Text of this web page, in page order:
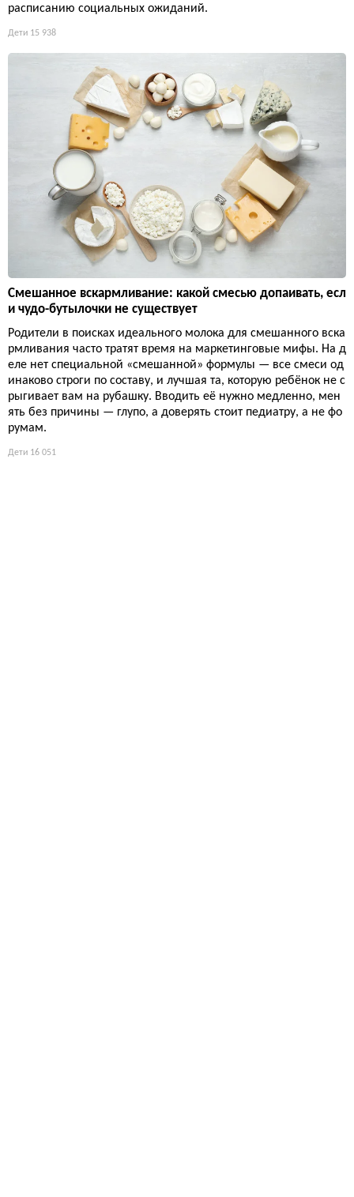
расписанию социальных ожиданий.
Дети 15 938
Смешанное вскармливание: какой смесью допаивать, есл
и чудо-бутылочки не существует
Родители в поисках идеального молока для смешанного вска
рмливания часто тратят время на маркетинговые мифы. На д
еле нет специальной «смешанной» формулы — все смеси од
инаково строги по составу, и лучшая та, которую ребёнок не с
рыгивает вам на рубашку. Вводить её нужно медленно, мен
ять без причины — глупо, а доверять стоит педиатру, а не фо
румам.
Дети 16 051